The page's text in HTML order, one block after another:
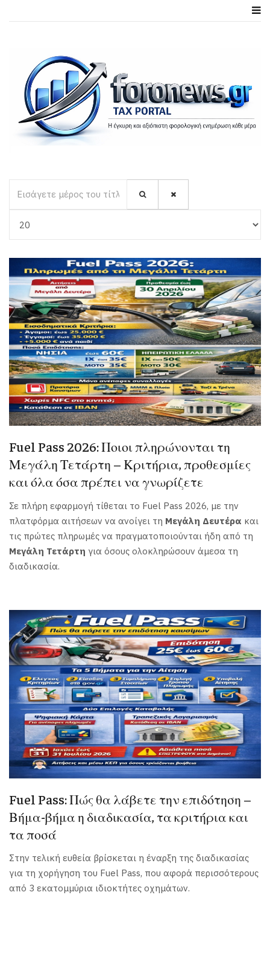
Fuel Pass 2026: Ποιοι πληρώνονται τη
Μεγάλη Τετάρτη – Κριτήρια, προθεσμίες
και όλα όσα πρέπει να γνωρίζετε
Σε πλήρη εφαρμογή τίθεται το Fuel Pass 2026, με την
πλατφόρμα αιτήσεων να ανοίγει τη Μεγάλη Δευτέρα και
τις πρώτες πληρωμές να πραγματοποιούνται ήδη από τη
Μεγάλη Τετάρτη για όσους ολοκληρώσουν άμεσα τη
διαδικασία.
Fuel Pass: Πώς θα λάβετε την επιδότηση –
Βήμα-βήμα η διαδικασία, τα κριτήρια και
τα ποσά
Στην τελική ευθεία βρίσκεται η έναρξη της διαδικασίας
για τη χορήγηση του Fuel Pass, που αφορά περισσότερους
από 3 εκατομμύρια ιδιοκτήτες οχημάτων.